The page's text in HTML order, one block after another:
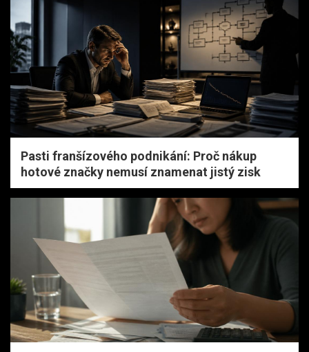
Pasti franšízového podnikání: Proč nákup
hotové značky nemusí znamenat jistý zisk